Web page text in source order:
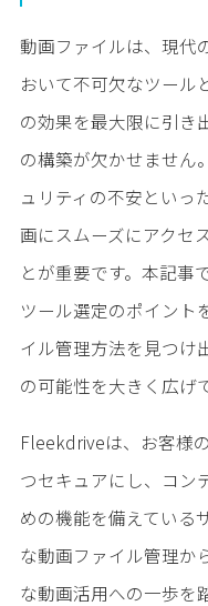
動画ファイルは、現代
おいて不可欠なツール
の効果を最大限に引き
の構築が欠かせません
ュリティの不安といっ
画にスムーズにアクセ
とが重要です。本記事
ツール選定のポイント
イル管理方法を見つけ
の可能性を大きく広げ
Fleekdriveは、お客様
つセキュアにし、コン
めの機能を備えている
な動画ファイル管理か
な動画活用への一歩を